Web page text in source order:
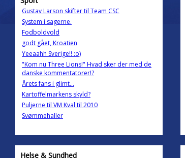
Gustav Larson skifter til Team CSC
System i sagerne.
Fodboldvold
godt gået, Kroatien
Yeeaahh Sverige!! :o)
"Kom nu Three Lions!" Hvad sker der med de
danske kommentatorer!?
Årets fans i glimt...
Kartoffelmarkens skyld?
Puljerne til VM Kval til 2010
Svømmehaller
Helse & Sundhed